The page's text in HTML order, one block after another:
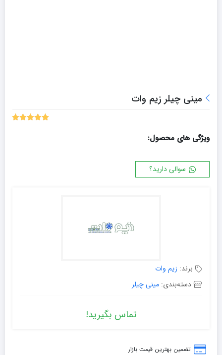
مینی چیلر زیم وات
ویژگی های محصول:
سوالی دارید؟
برند: زیم وات
دسته‌بندی: مینی چیلر
تماس بگیرید!
تضمین بهترین قیمت بازار